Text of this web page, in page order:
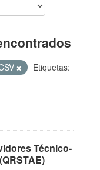
Etiquetas:
Técnico-